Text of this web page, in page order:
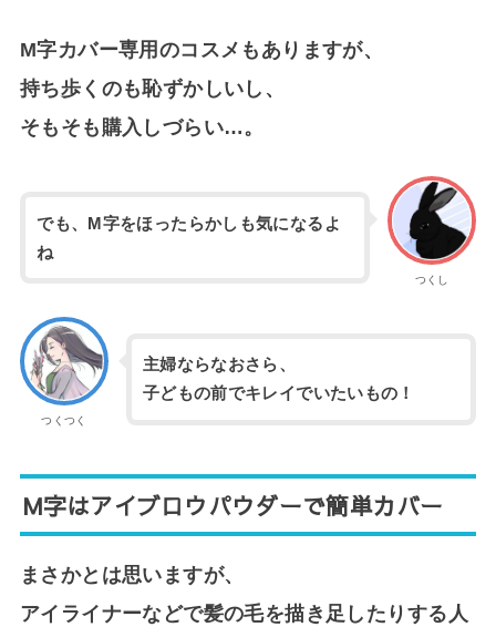
M字カバー専用のコスメもありますが、
持ち歩くのも恥ずかしいし、
そもそも購入しづらい…。
つくし
でも、M字をほったらかしも気になるよ
ね
つくつく
主婦ならなおさら、
子どもの前でキレイでいたいもの！
M字はアイブロウパウダーで簡単カバー
まさかとは思いますが、
アイライナーなどで髪の毛を描き足したりする人